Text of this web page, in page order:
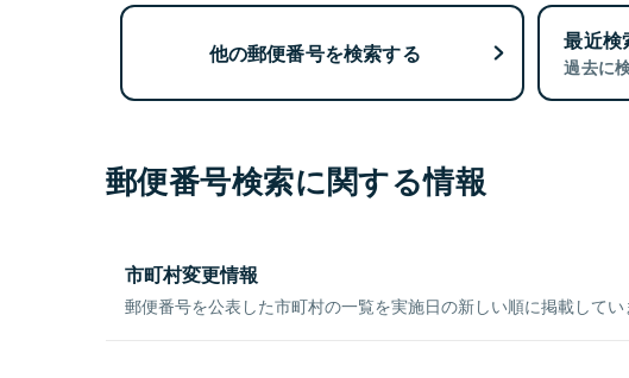
他の郵便番号を検索する 最近検
過去に
郵便番号検索に関する情報
市町村変更情報
郵便番号を公表した市町村の一覧を実施日の新しい順に掲載してい